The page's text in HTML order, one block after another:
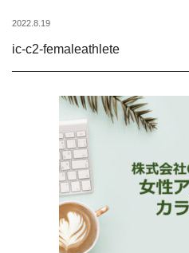
2022.8.19
ic-c2-femaleathlete